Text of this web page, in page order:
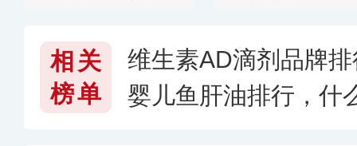
相关
榜单
维生素AD滴剂品牌
婴儿鱼肝油排行，什